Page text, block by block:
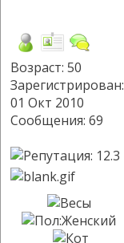
Возраст: 50
Зарегистрирован:
01 Окт 2010
Сообщения: 69